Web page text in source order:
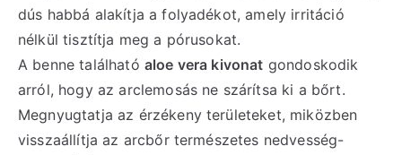
dús habbá alakítja a folyadékot, amely irritáció
nélkül tisztítja meg a pórusokat.
A benne található aloe vera kivonat gondoskodik
arról, hogy az arclemosás ne szárítsa ki a bőrt.
Megnyugtatja az érzékeny területeket, miközben
visszaállítja az arcbőr természetes nedvesség-